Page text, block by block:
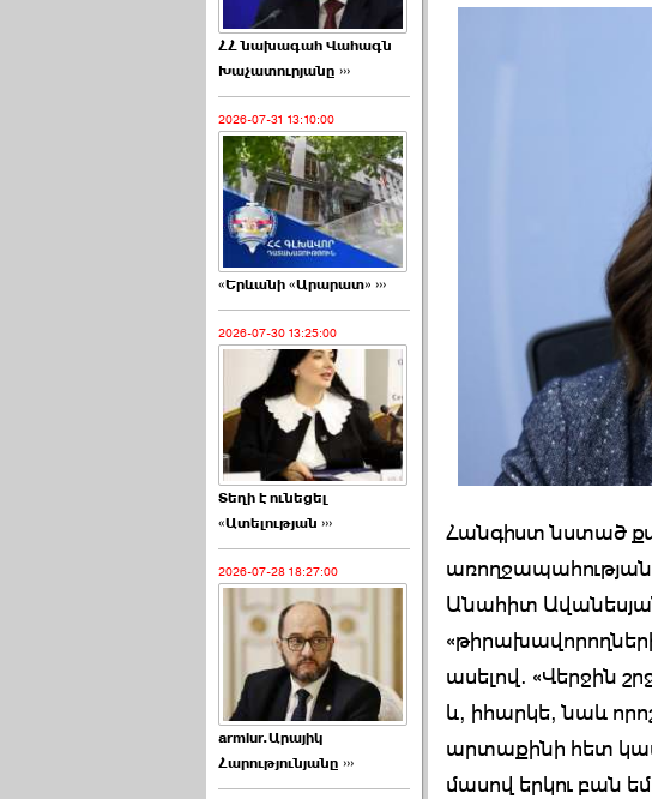
ՀՀ նախագահ Վահագն
Խաչատուրյանը ›››
2026-07-31 13:10:00
«Երևանի «Արարատ» ›››
2026-07-30 13:25:00
Տեղի է ունեցել
«Ատելության ›››
2026-07-28 18:27:00
armlur.Արայիկ
Հարությունյանը ›››
Հանգիստ նստած
Անահիտ
ասելով. «Վերջին
և, իհարկե, նաև
արտաքինի հետ
մասով երկու բան